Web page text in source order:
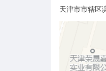
天津市市辖区